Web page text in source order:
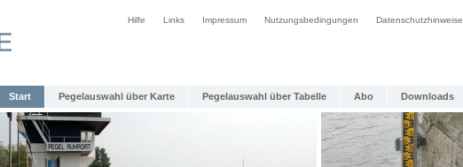
Hilfe Links Impressum Nutzungsbedingungen Datenschutzhinweise
Start Pegelauswahl über Karte Pegelauswahl über Tabelle Abo Downloads